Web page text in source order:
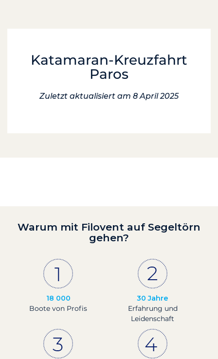
Katamaran-Kreuzfahrt
Paros
Zuletzt aktualisiert am 8 April 2025
Warum mit Filovent auf Segeltörn
gehen?
18 000
Boote von Profis
30 Jahre
Erfahrung und
Leidenschaft